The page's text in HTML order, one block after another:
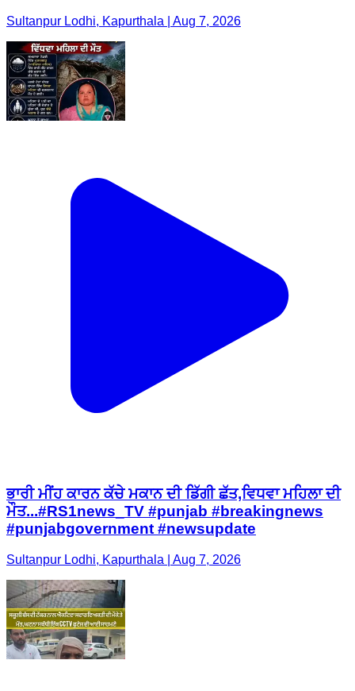
Sultanpur Lodhi, Kapurthala | Aug 7, 2026
ਭਾਰੀ ਮੀਂਹ ਕਾਰਨ ਕੱਚੇ ਮਕਾਨ ਦੀ ਡਿੱਗੀ ਛੱਤ,ਵਿਧਵਾ ਮਹਿਲਾ ਦੀ
ਮੌਤ...#RS1news_TV #punjab #breakingnews
#punjabgovernment #newsupdate
Sultanpur Lodhi, Kapurthala | Aug 7, 2026